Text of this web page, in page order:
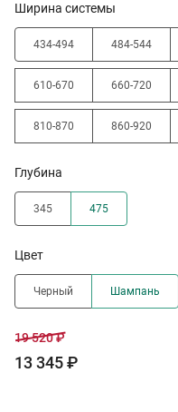
Ширина системы
434-494 484-544
610-670 660-720
810-870 860-920
Глубина
345 475
Цвет
Черный Шампань
19 520 ₽
13 345 ₽